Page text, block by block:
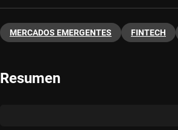
MERCADOS EMERGENTES FINTECH
Resumen